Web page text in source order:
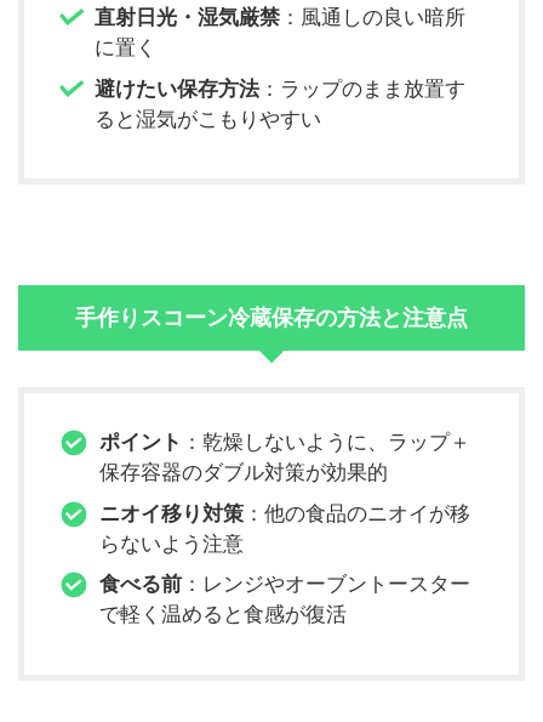
直射日光・湿気厳禁 ：風通しの良い暗所
に置く
避けたい保存方法 ：ラップのまま放置す
ると湿気がこもりやすい
手作りスコーン冷蔵保存の方法と注意点
ポイント ：乾燥しないように、ラップ＋
保存容器のダブル対策が効果的
ニオイ移り対策 ：他の食品のニオイが移
らないよう注意
食べる前 ：レンジやオーブントースター
で軽く温めると食感が復活